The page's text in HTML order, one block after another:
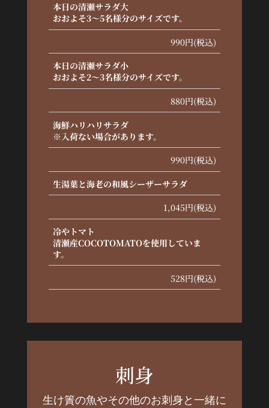
本日の清瀬サラダ大
おおよそ3〜5名様分のサイズです。
990円(税込)
本日の清瀬サラダ小
おおよそ2〜3名様分のサイズです。
880円(税込)
海鮮ハリハリサラダ
※入荷ない場合があります。
990円(税込)
生湯葉と海老の和風シーザーサラダ
1,045円(税込)
冷やトマト
清瀬産COCOTOMATOを使用していま
す。
528円(税込)
刺身
生け簀の魚やその他のお刺身と一緒に